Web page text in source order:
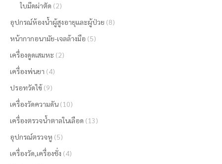
ใบมีดผ่าตัด (2)
อุปกรณ์ห้องน้ำผู้สูงอายุและผู้ป่วย (8)
หน้ากากอนามัย-เจลล้างมือ (5)
เครื่องดูดเสมหะ (2)
เครื่องพ่นยา (4)
ปรอทวัดไข้ (9)
เครื่องวัดความดัน (10)
เครื่องตรวจน้ำตาลในเลือด (13)
อุปกรณ์ตรวจหู (5)
เครื่องวัด,เครื่องชั่ง (4)